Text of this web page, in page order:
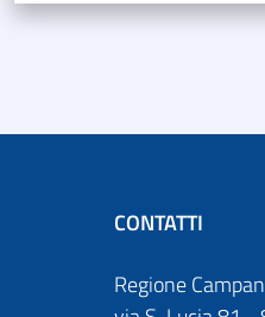
CONTATTI
Regione